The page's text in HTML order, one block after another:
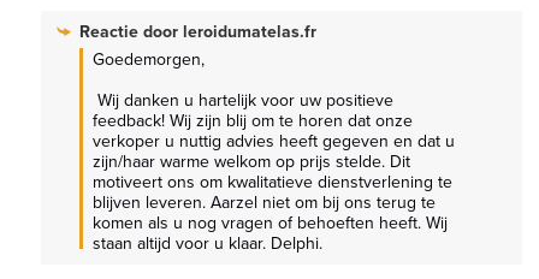
Reactie door leroidumatelas.fr
Goedemorgen,
feedback! Wij zijn blij om te horen dat onze
verkoper u nuttig advies heeft gegeven en dat u
zijn/haar warme welkom op prijs stelde. Dit
motiveert ons om kwalitatieve dienstverlening te
blijven leveren. Aarzel niet om bij ons terug te
komen als u nog vragen of behoeften heeft. Wij
staan altijd voor u klaar. Delphi.